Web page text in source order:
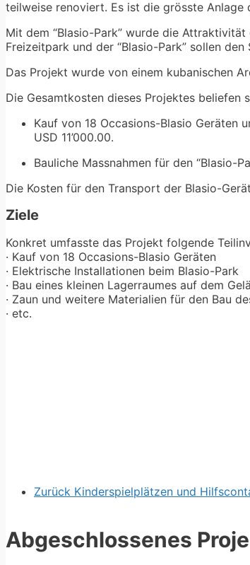
teilweise renoviert. Es ist die grösste Anlage
Mit dem “Blasio-Park” wurde die
Freizeitpark und der “Blasio-Park” sollen
Das Projekt wurde von einem kubanischen
Die Gesamtkosten dieses Projektes beliefen
Kauf von 18 Occasions-Blasio Geräten
USD 11’000.00.
Bauliche Massnahmen für den “Blasio-
Die Kosten für den Transport der Blasio-
Ziele
Konkret umfasste das Projekt folgende
· Kauf von 18 Occasions-Blasio Geräten
· Elektrische Installationen beim Blasio-Park
· Bau eines kleinen Lagerraumes auf dem
· Zaun und weitere Materialien für den Bau
· etc.
Zurück Kinderspielplätzen und
Abgeschlossenes